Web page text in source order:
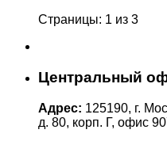
Страницы: 1 из 3
Центральный
Адрес: 125190, г.
д. 80, корп. Г, офис